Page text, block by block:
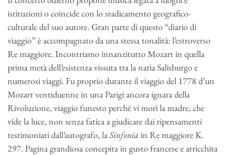
istituzioni o coincide con lo sradicamento geografico-
culturale del suo autore. Gran parte di questo “diario di
viaggio” è accompagnato da una stessa tonalità: l’estroverso
Re maggiore. Incontriamo innanzitutto Mozart in quella
prima metà dell’esistenza vissuta tra la natìa Salisburgo e
numerosi viaggi. Fu proprio durante il viaggio del 1778 d’un
Mozart ventiduenne in una Parigi ancora ignara della
Rivoluzione, viaggio funesto perché vi morì la madre, che
vide la luce, non senza fatica a giudicare dai ripensamenti
testimoniati dall’autografo, laSinfonia in Re maggiore K.
297. Pagina grandiosa concepita in gusto francese e arricchita